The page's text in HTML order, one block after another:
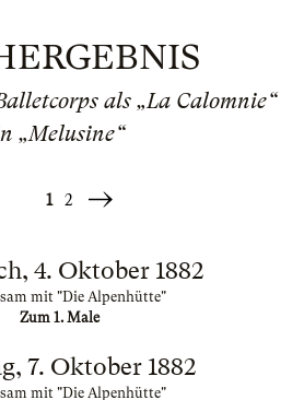
als „La Calomnie“
„Melusine“
1 2
Weiter
4. Oktober 1882
mit "Die Alpenhütte"
Zum 1. Male
7. Oktober 1882
mit "Die Alpenhütte"